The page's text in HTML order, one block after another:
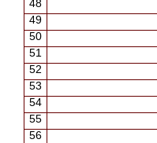
48
49
50
51
52
53
54
55
56